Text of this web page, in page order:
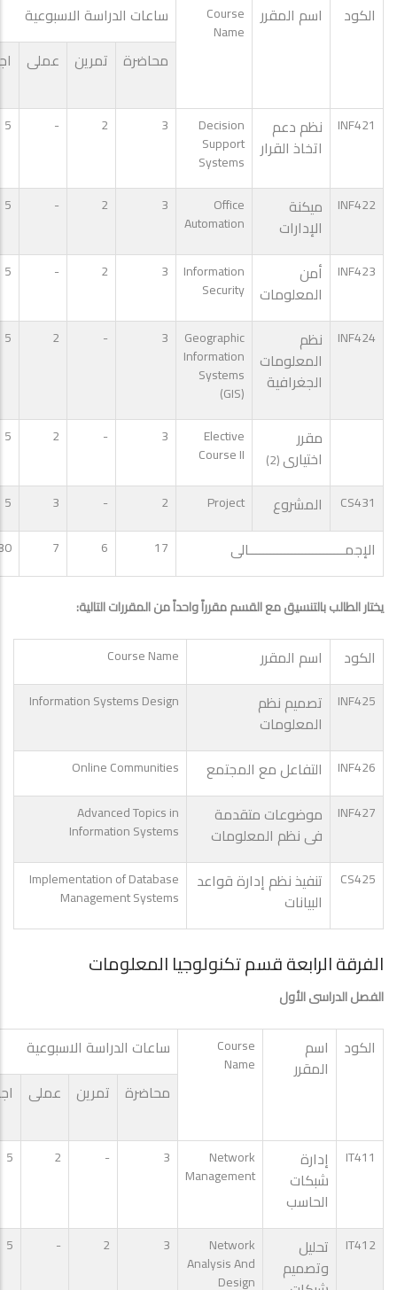
الكود اسم المقرر
Course
Name
ساعات الدراسة الاسبوعية
محاضرة تمرين عملى
INF421
نظم دعم
اتخاذ القرار
Decision
Support
Systems
3
2
-
5
INF422
ميكنة
الإدارات
Office
Automation
3
2
-
5
INF423
أمن
المعلومات
Information
Security
3
2
-
5
INF424
نظم
المعلومات
الجغرافية
Geographic
Information
Systems
(GIS)
3
-
2
5
مقرر
اختيارى(2)
Elective
Course II
3
-
2
5
CS431 المشروع Project
2
-
3
5
الإجمـــــــــــــــــــــــــــالى 17
6
7
يختار الطالب بالتنسيق مع القسم مقرراً واحداً من المقررات التالية:
الكود اسم المقرر
Course Name
INF425
تصميم نظم
المعلومات
Information Systems Design
INF426 التفاعل مع المجتمع
Online Communities
INF427
موضوعات متقدمة
فى نظم المعلومات
Advanced Topics in
Information Systems
CS425
تنفيذ نظم إدارة قواعد
البيانات
Implementation of Database
Management Systems
الفرقة الرابعة قسم تكنولوجيا المعلومات
الفصل الدراسى الأول
الكود
اسم
المقرر
Course
Name
ساعات الدراسة الاسبوعية
محاضرة تمرين عملى
IT411
إدارة
شبكات
الحاسب
Network
Management
3
-
2
5
IT412
تحليل
وتصميم
Network
Analysis And
Design
3
2
-
5